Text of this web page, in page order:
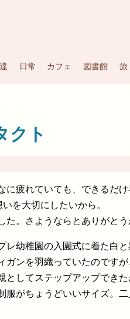
日常 カフェ 図書館 旅
クト
に疲れていても、できるだ
を大切にしたいから。
。さようならとありがとう
レ幼稚園の入園式に着た白
ンを羽織っていたのですが
としてステップアップでき
服がちょうどいいサイズ。